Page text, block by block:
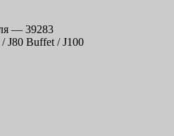
— 39283
/ J80 Buffet / J100